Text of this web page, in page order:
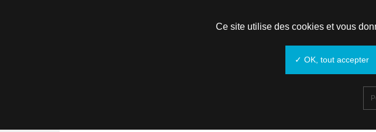
Ce site utilise des cookies et vous
✓ OK, tout accepter